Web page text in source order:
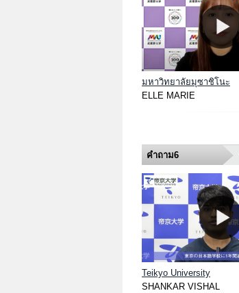
มหาวิทยาลัยมุซาชิโนะ
ELLE MARIE
คำถาม6
Teikyo University
SHANKAR VISHAL